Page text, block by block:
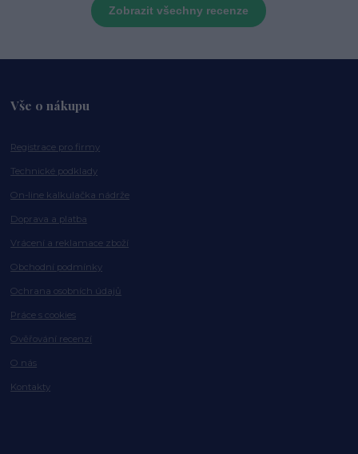
Zobrazit všechny recenze
Vše o nákupu
Registrace pro firmy
Technické podklady
On-line kalkulačka nádrže
Doprava a platba
Vrácení a reklamace zboží
Obchodní podmínky
Ochrana osobních údajů
Práce s cookies
Ověřování recenzí
O nás
Kontakty